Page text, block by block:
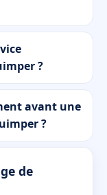
?
avant une
?
de